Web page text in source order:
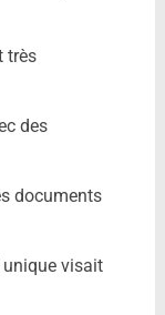
très
des
documents
unique visait